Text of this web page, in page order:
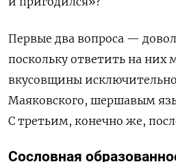
Первые два вопроса —
поскольку ответить на них
вкусовщины
Маяковского, шершавым
С третьим, конечно же,
Сословная